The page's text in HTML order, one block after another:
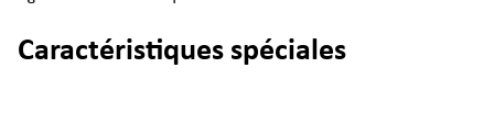
Caractéristiques spéciales